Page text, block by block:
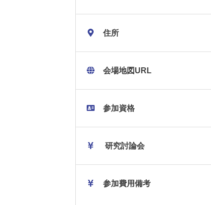
住所
会場地図URL
参加資格
研究討論会
参加費用備考